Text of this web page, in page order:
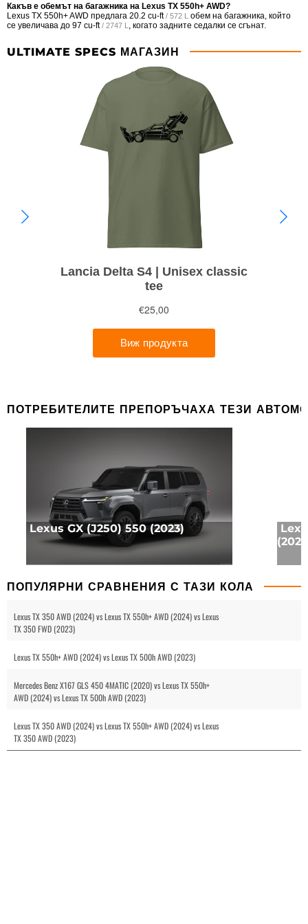
Какъв е обемът на багажника на Lexus TX 550h+ AWD?
Lexus TX 550h+ AWD предлага 20.2 cu-ft / 572 L обем на багажника, който
се увеличава до 97 cu-ft / 2747 L , когато задните седалки се сгънат.
ULTIMATE SPECS МАГАЗИН
ПОТРЕБИТЕЛИТЕ ПРЕПОРЪЧАХА ТЕЗИ
Lexus GX (J250) 550 (2023)
ПОПУЛЯРНИ СРАВНЕНИЯ С ТАЗИ КОЛА
Lexus TX 350 AWD (2024) vs Lexus TX 550h+ AWD (2024) vs Lexus
TX 350 FWD (2023)
Lexus TX 550h+ AWD (2024) vs Lexus TX 500h AWD (2023)
Mercedes Benz X167 GLS 450 4MATIC (2020) vs Lexus TX 550h+
AWD (2024) vs Lexus TX 500h AWD (2023)
Lexus TX 350 AWD (2024) vs Lexus TX 550h+ AWD (2024) vs Lexus
TX 350 AWD (2023)